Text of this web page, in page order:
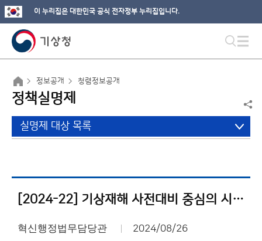
이 누리집은 대한민국 공식 전자정부 누리집입니다.
정보공개 청렴정보공개
정책실명제
실명제 대상 목록
[2024-22] 기상재해 사전대비 중심의 시·공간 통합형 수치예보기술 개발
혁신행정법무담당관 2024/08/26